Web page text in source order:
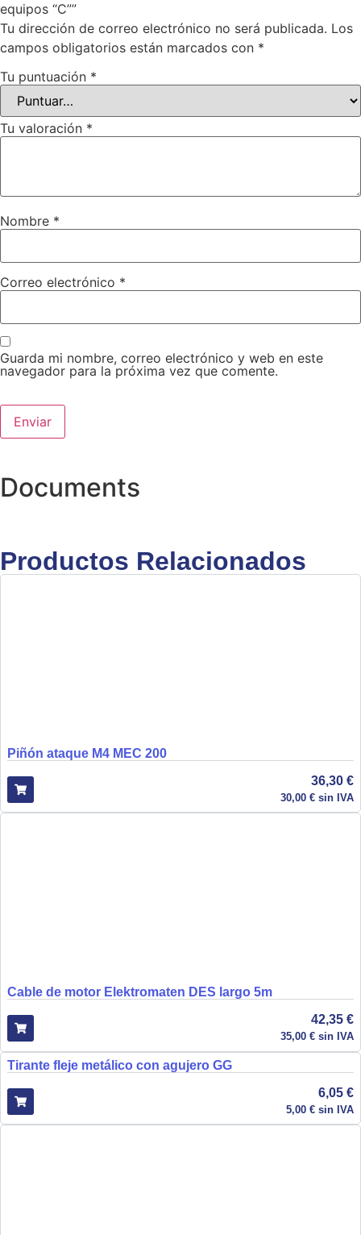
equipos “C””
Tu dirección de correo electrónico no será publicada. Los
campos obligatorios están marcados con *
Tu puntuación *
Tu valoración *
Nombre *
Correo electrónico *
Guarda mi nombre, correo electrónico y web en este
navegador para la próxima vez que comente.
Documents
Productos Relacionados
Piñón ataque M4 MEC 200
36,30 €
30,00 € sin IVA
Cable de motor Elektromaten DES largo 5m
42,35 €
35,00 € sin IVA
Tirante fleje metálico con agujero GG
6,05 €
5,00 € sin IVA